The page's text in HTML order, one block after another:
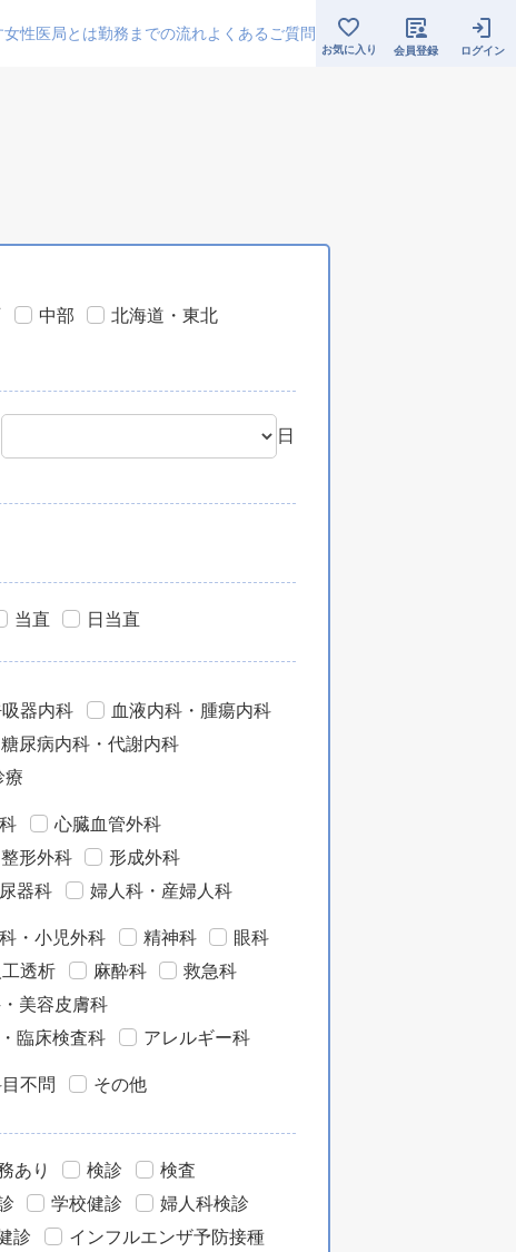
女性医局とは勤務までの流れよくあるご質問
お気に入り 会員登録 ログイン
中部
北海道・東北
日
当直 日当直
吸器内科
血液内科・腫瘍内科
尿病内科・代謝内科
療
心臓血管外科
整形外科
形成外科
器科 婦人科・産婦人科
・小児外科 精神科
眼科
工透析 麻酔科
救急科
美容皮膚科
臨床検査科 アレルギー科
不問 その他
あり 検診
検査
学校健診
婦人科検診
診
インフルエンザ予防接種